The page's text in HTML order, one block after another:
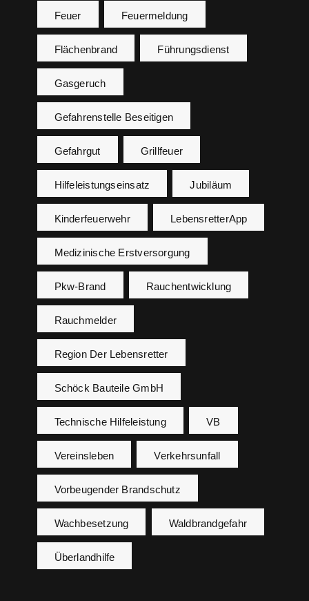
Feuer Feuermeldung
Flächenbrand Führungsdienst
Gasgeruch
Gefahrenstelle Beseitigen
Gefahrgut Grillfeuer
Hilfeleistungseinsatz Jubiläum
Kinderfeuerwehr LebensretterApp
Medizinische Erstversorgung
Pkw-Brand Rauchentwicklung
Rauchmelder
Region Der Lebensretter
Schöck Bauteile GmbH
Technische Hilfeleistung VB
Vereinsleben Verkehrsunfall
Vorbeugender Brandschutz
Wachbesetzung Waldbrandgefahr
Überlandhilfe